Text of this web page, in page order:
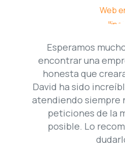
Esperamos
honesta que
David ha sido
atendiendo siempre
peticiones de la
posible. Lo